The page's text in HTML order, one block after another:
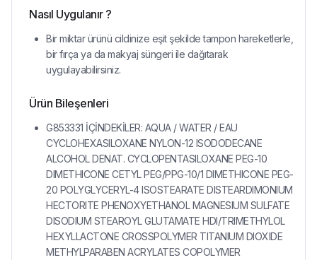
Nasıl Uygulanır ?
Bir miktar ürünü cildinize eşit şekilde tampon hareketlerle,
bir fırça ya da makyaj süngeri ile dağıtarak
uygulayabilirsiniz.
Ürün Bileşenleri
G853331 İÇİNDEKİLER: AQUA / WATER / EAU
CYCLOHEXASILOXANE NYLON-12 ISODODECANE
ALCOHOL DENAT. CYCLOPENTASILOXANE PEG-10
DIMETHICONE CETYL PEG/PPG-10/1 DIMETHICONE PEG-
20 POLYGLYCERYL-4 ISOSTEARATE DISTEARDIMONIUM
HECTORITE PHENOXYETHANOL MAGNESIUM SULFATE
DISODIUM STEAROYL GLUTAMATE HDI/TRIMETHYLOL
HEXYLLACTONE CROSSPOLYMER TITANIUM DIOXIDE
METHYLPARABEN ACRYLATES COPOLYMER